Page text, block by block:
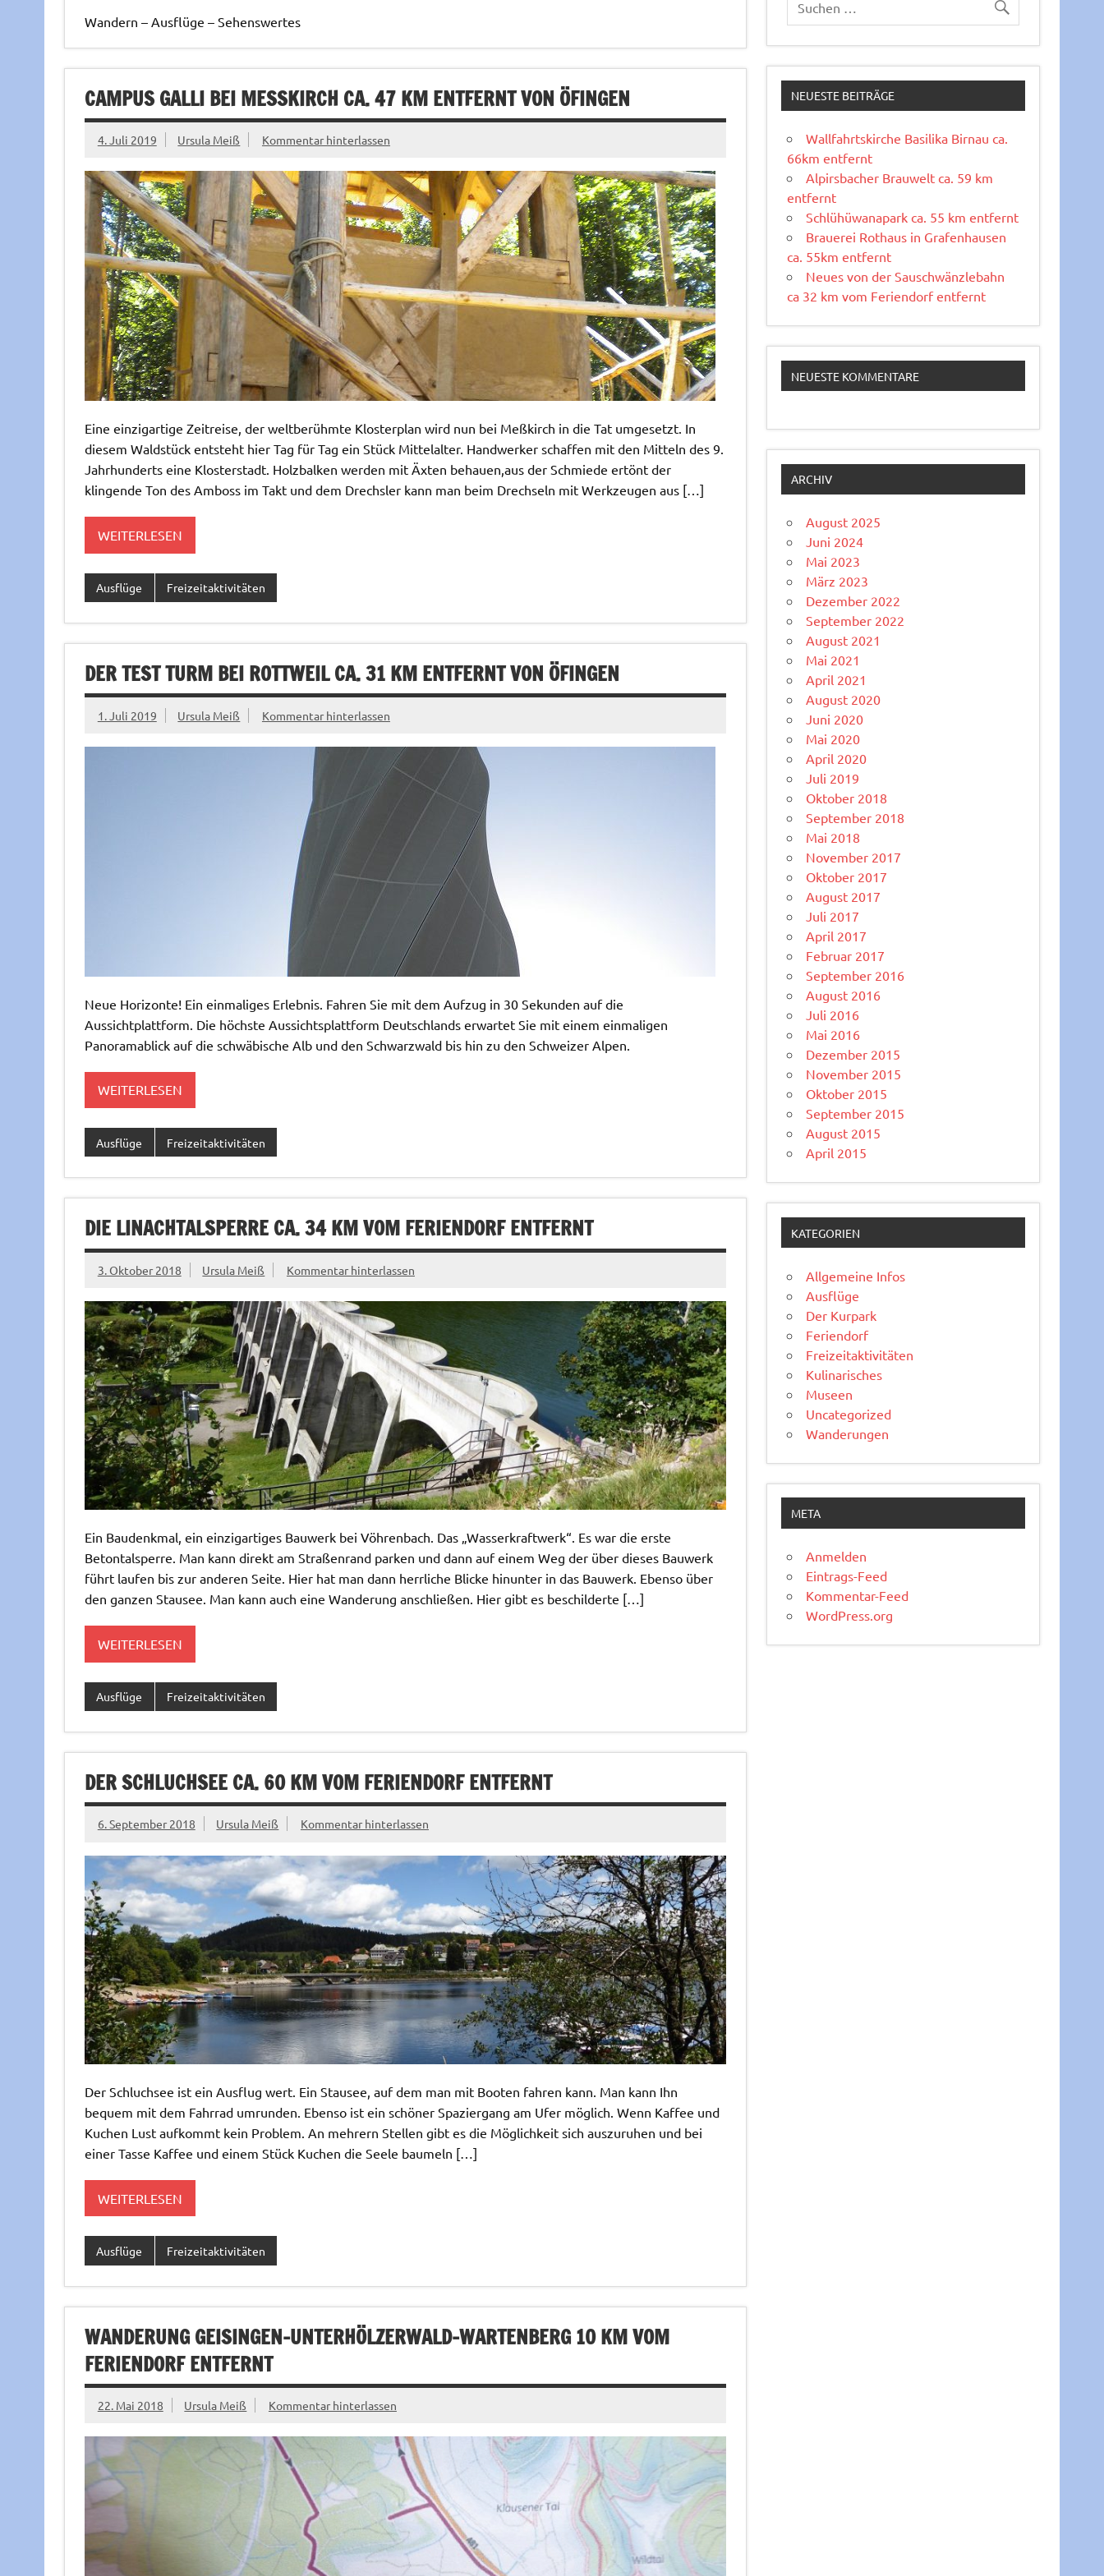
Wandern – Ausflüge – Sehenswertes
CAMPUS GALLI BEI MESSKIRCH CA. 47 KM ENTFERNT VON ÖFINGEN
4. Juli 2019 Ursula Meiß Kommentar hinterlassen
Eine einzigartige Zeitreise, der weltberühmte Klosterplan wird nun bei Meßkirch in die Tat umgesetzt. In
diesem Waldstück entsteht hier Tag für Tag ein Stück Mittelalter. Handwerker schaffen mit den Mitteln des 9.
Jahrhunderts eine Klosterstadt. Holzbalken werden mit Äxten behauen,aus der Schmiede ertönt der
klingende Ton des Amboss im Takt und dem Drechsler kann man beim Drechseln mit Werkzeugen aus […]
WEITERLESEN
Ausflüge Freizeitaktivitäten
DER TEST TURM BEI ROTTWEIL CA. 31 KM ENTFERNT VON ÖFINGEN
1. Juli 2019 Ursula Meiß Kommentar hinterlassen
Neue Horizonte! Ein einmaliges Erlebnis. Fahren Sie mit dem Aufzug in 30 Sekunden auf die
Aussichtplattform. Die höchste Aussichtsplattform Deutschlands erwartet Sie mit einem einmaligen
Panoramablick auf die schwäbische Alb und den Schwarzwald bis hin zu den Schweizer Alpen.
WEITERLESEN
Ausflüge Freizeitaktivitäten
DIE LINACHTALSPERRE CA. 34 KM VOM FERIENDORF ENTFERNT
3. Oktober 2018 Ursula Meiß Kommentar hinterlassen
Ein Baudenkmal, ein einzigartiges Bauwerk bei Vöhrenbach. Das „Wasserkraftwerk“. Es war die erste
Betontalsperre. Man kann direkt am Straßenrand parken und dann auf einem Weg der über dieses Bauwerk
führt laufen bis zur anderen Seite. Hier hat man dann herrliche Blicke hinunter in das Bauwerk. Ebenso über
den ganzen Stausee. Man kann auch eine Wanderung anschließen. Hier gibt es beschilderte […]
WEITERLESEN
Ausflüge Freizeitaktivitäten
DER SCHLUCHSEE CA. 60 KM VOM FERIENDORF ENTFERNT
6. September 2018 Ursula Meiß Kommentar hinterlassen
Der Schluchsee ist ein Ausflug wert. Ein Stausee, auf dem man mit Booten fahren kann. Man kann Ihn
bequem mit dem Fahrrad umrunden. Ebenso ist ein schöner Spaziergang am Ufer möglich. Wenn Kaffee und
Kuchen Lust aufkommt kein Problem. An mehrern Stellen gibt es die Möglichkeit sich auszuruhen und bei
einer Tasse Kaffee und einem Stück Kuchen die Seele baumeln […]
WEITERLESEN
Ausflüge Freizeitaktivitäten
WANDERUNG GEISINGEN-UNTERHÖLZERWALD-WARTENBERG 10 KM VOM
FERIENDORF ENTFERNT
22. Mai 2018 Ursula Meiß Kommentar hinterlassen
NEUESTE BEITRÄGE
Wallfahrtskirche Basilika Birnau ca.
66km entfernt
Alpirsbacher Brauwelt ca. 59 km
entfernt
Schlühüwanapark ca. 55 km entfernt
Brauerei Rothaus in Grafenhausen
ca. 55km entfernt
Neues von der Sauschwänzlebahn
ca 32 km vom Feriendorf entfernt
NEUESTE KOMMENTARE
ARCHIV
August 2025
Juni 2024
Mai 2023
März 2023
Dezember 2022
September 2022
August 2021
Mai 2021
April 2021
August 2020
Juni 2020
Mai 2020
April 2020
Juli 2019
Oktober 2018
September 2018
Mai 2018
November 2017
Oktober 2017
August 2017
Juli 2017
April 2017
Februar 2017
September 2016
August 2016
Juli 2016
Mai 2016
Dezember 2015
November 2015
Oktober 2015
September 2015
August 2015
April 2015
KATEGORIEN
Allgemeine Infos
Ausflüge
Der Kurpark
Feriendorf
Freizeitaktivitäten
Kulinarisches
Museen
Uncategorized
Wanderungen
META
Anmelden
Eintrags-Feed
Kommentar-Feed
WordPress.org